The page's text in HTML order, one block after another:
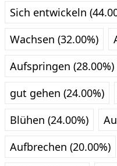
Sich entwickeln
Wachsen (32.00%)
Aufspringen (28.00%)
gut gehen (24.00%)
Blühen (24.00%)
Aufbrechen (20.00%)